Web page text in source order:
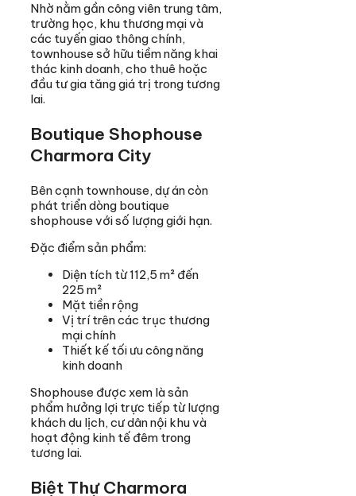
Nhờ nằm gần công viên trung tâm,
trường học, khu thương mại và
các tuyến giao thông chính,
townhouse sở hữu tiềm năng khai
thác kinh doanh, cho thuê hoặc
đầu tư gia tăng giá trị trong tương
lai.
Boutique Shophouse
Charmora City
Bên cạnh townhouse, dự án còn
phát triển dòng boutique
shophouse với số lượng giới hạn.
Đặc điểm sản phẩm:
Diện tích từ 112,5 m² đến
225 m²
Mặt tiền rộng
Vị trí trên các trục thương
mại chính
Thiết kế tối ưu công năng
kinh doanh
Shophouse được xem là sản
phẩm hưởng lợi trực tiếp từ lượng
khách du lịch, cư dân nội khu và
hoạt động kinh tế đêm trong
tương lai.
Biệt Thự Charmora